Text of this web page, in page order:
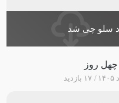
سلو چی شد
روز
۱۷ بازدید